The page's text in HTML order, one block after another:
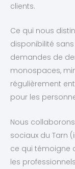
clients.
Ce qui nous
disponibilité sans
demandes de
monospaces,
régulièrement
pour les
Nous
sociaux du Tarn
ce qui témoigne
les